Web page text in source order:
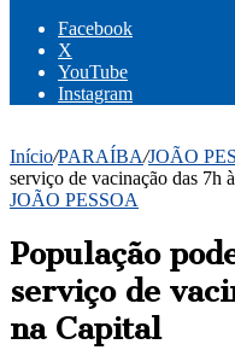
Facebook
X
YouTube
Instagram
Início/PARAÍBA/JOÃO
serviço de vacinação das 7h
JOÃO PESSOA
População
serviço de
na Capital